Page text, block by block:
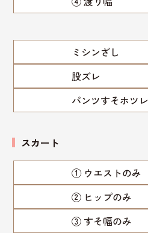
ミシンざし
股ズレ
パンツすそホツレ
スカート
① ウエストのみ
② ヒップのみ
③ すそ幅のみ